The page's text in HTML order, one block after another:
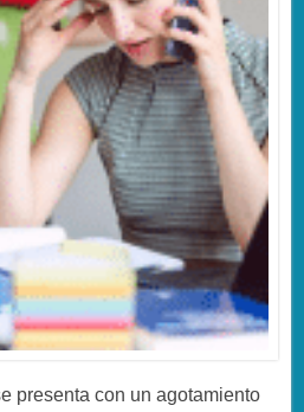
presenta con un agotamiento